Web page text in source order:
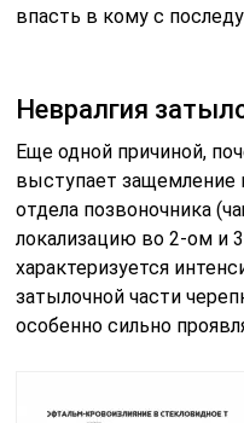
впасть в кому с
Невралгия
Еще одной причиной,
выступает защемление
отдела позвоночника
локализацию во 2-ом и
характеризуется
затылочной части
особенно сильно